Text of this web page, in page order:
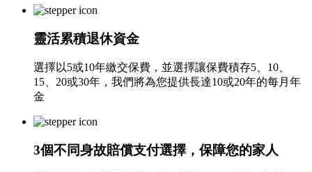
靈活累積退休資金
選擇以5或10年繳交保費，並選擇讓保費積存5、10、
15、20或30年，我們將為您提供長達10或20年的每月年
金
3個不同身故賠償支付選擇，保障您的家人